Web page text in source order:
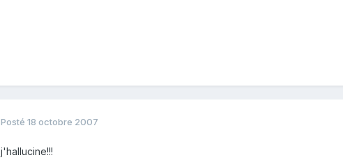
Posté 18 octobre 2007
j'hallucine!!!